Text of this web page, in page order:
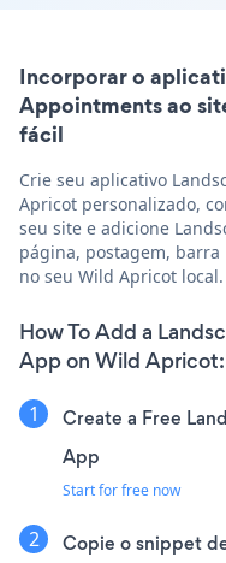
Incorporar o
Appointments ao
fácil
Crie seu aplicativo
Apricot personalizado,
seu site e adicione
página, postagem,
no seu Wild Apricot local.
How To Add a
App on Wild Apricot:
Create a Free
App
Start for free now
Copie o snippet